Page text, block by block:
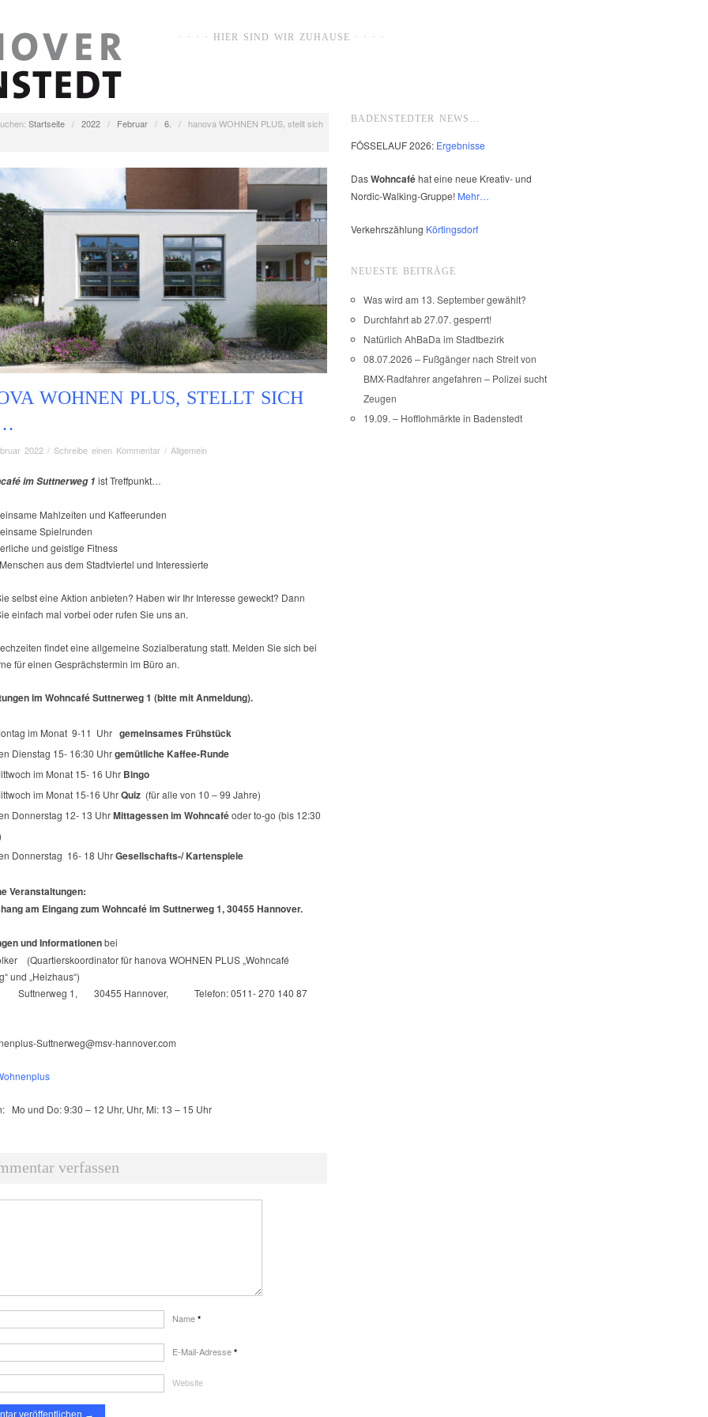
· · · · HIER SIND WIR ZUHAUSE · · · ·
Startseite / 2022 / Februar / 6. /
hanova WOHNEN PLUS, stellt sich
WOHNEN PLUS, STELLT SICH
2022 / Schreibe einen Kommentar / Allgemein
im Suttnerweg 1 ist Treffpunkt…
Mahlzeiten und Kaffeerunden
Spielrunden
und geistige Fitness
aus dem Stadtviertel und Interessierte
selbst eine Aktion anbieten? Haben wir Ihr Interesse geweckt? Dann
einfach mal vorbei oder rufen Sie uns an.
findet eine allgemeine Sozialberatung statt. Melden Sie sich bei
für einen Gesprächstermin im Büro an.
im Wohncafé Suttnerweg 1 (bitte mit Anmeldung).
im Monat 9-11 Uhr gemeinsames Frühstück
Dienstag 15- 16:30 Uhrgemütliche Kaffee-Runde
im Monat 15- 16 Uhr Bingo
im Monat 15-16 UhrQuiz (für alle von 10 – 99 Jahre)
Donnerstag 12- 13 UhrMittagessen im Wohncaféoder to-go (bis 12:30
Donnerstag 16- 18 UhrGesellschafts-/ Kartenspiele
Veranstaltungen:
am Eingang zum Wohncafé im Suttnerweg 1, 30455 Hannover.
und Informationenbei
(Quartierskoordinator für hanova WOHNEN PLUS „Wohncafé
und „Heizhaus“)
Suttnerweg 1, 30455 Hannover, Telefon: 0511- 270 140 87
Suttnerweg@msv-hannover.com
Mo und Do: 9:30 – 12 Uhr, Uhr, Mi: 13 – 15 Uhr
verfassen
Name *
E-Mail-Adresse *
Website
BADENSTEDTER NEWS…
FÖSSELAUF 2026: Ergebnisse
DasWohncaféhat eine neue Kreativ- und
Nordic-Walking-Gruppe! Mehr…
Verkehrszählung Körtingsdorf
NEUESTE BEITRÄGE
Was wird am 13. September gewählt?
Durchfahrt ab 27.07. gesperrt!
Natürlich AhBaDa im Stadtbezirk
08.07.2026 – Fußgänger nach Streit von
BMX-Radfahrer angefahren – Polizei sucht
Zeugen
19.09. – Hofflohmärkte in Badenstedt